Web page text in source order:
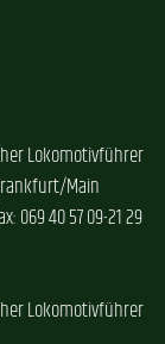
Lokomotivführer
Main
069 40 57 09-21 29
Lokomotivführer